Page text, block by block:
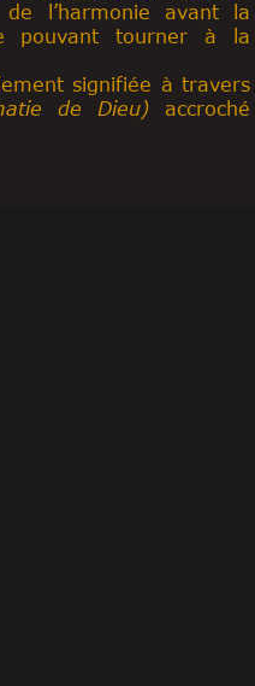
l’harmonie avant la
pouvant tourner à la
signifiée à travers
de Dieu) accroché